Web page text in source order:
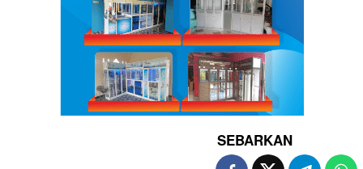
SEBARKAN